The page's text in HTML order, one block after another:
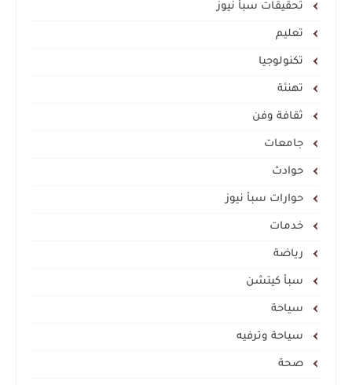
تحقيقات سبأ نيوز
تعليم
تكنولوجيا
تهنئة
ثقافة وفن
جامعات
حوادث
حوارات سبأ نيوز
خدمات
رياضة
سبأ كيتشن
سياحة
سياحة وترفيه
صحة